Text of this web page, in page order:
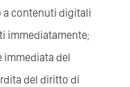
immediatamente;
del diritto di